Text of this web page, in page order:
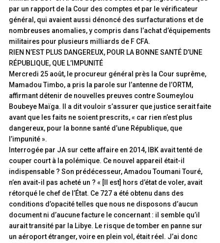
par un rapport de la Cour des comptes et par le vérificateur
général, qui avaient aussi dénoncé des surfacturations et de
nombreuses anomalies, y compris dans l’achat d’équipements
militaires pour plusieurs milliards de F CFA.
RIEN N’EST PLUS DANGEREUX, POUR LA BONNE SANTÉ D’UNE
RÉPUBLIQUE, QUE L’IMPUNITÉ
Mercredi 25 août, le procureur général près la Cour suprême,
Mamadou Timbo, a pris la parole sur l’antenne de l’ORTM,
affirmant détenir de nouvelles preuves contre Soumeylou
Boubeye Maïga. Il a dit vouloir s’assurer que justice serait faite
avant que les faits ne soient prescrits, « car rien n’est plus
dangereux, pour la bonne santé d’une République, que
l’impunité ».
Interrogée par JA sur cette affaire en 2014, IBK avait tenté de
couper court à la polémique. Ce nouvel appareil était-il
indispensable ? Son prédécesseur, Amadou Toumani Touré,
n’en avait-il pas acheté un ? « [Il est] hors d’état de voler, avait
rétorqué le chef de l’État. Ce 727 a été obtenu dans des
conditions d’opacité telles que nous ne disposons d’aucun
document ni d’aucune facture le concernant : il semble qu’il
aurait transité par la Libye. Le risque de tomber en panne sur
un aéroport étranger, voire en plein vol, était réel. J’ai donc